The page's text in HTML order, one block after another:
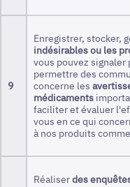
9
Enregistrer, stocker,
indésirables ou les
vous pouvez
permettre des
concerne les
médicaments
faciliter et évaluer
vous en ce qui
à nos produits
Réaliserdes